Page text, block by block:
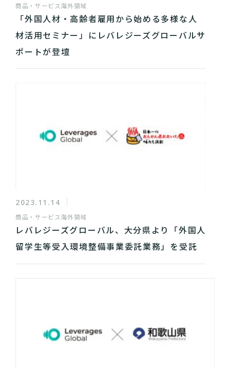
商品・サービス海外領域
「外国人材・高齢者雇用から始める多様な人
材活用セミナー」にレバレジーズグローバルサ
ポートが登壇
2023.11.14
商品・サービス海外領域
レバレジーズグローバル、大分県より「外国人
留学生等受入環境整備事業委託業務」を受託